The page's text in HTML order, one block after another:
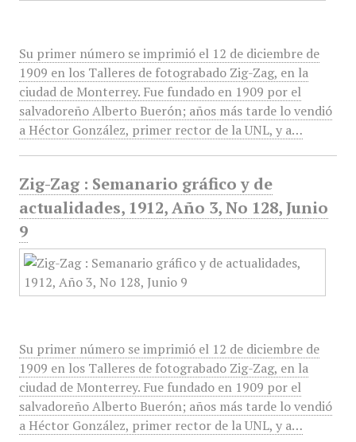
Su primer número se imprimió el 12 de diciembre de
1909 en los Talleres de fotograbado Zig-Zag, en la
ciudad de Monterrey. Fue fundado en 1909 por el
salvadoreño Alberto Buerón; años más tarde lo vendió
a Héctor González, primer rector de la UNL, y a…
Zig-Zag : Semanario gráfico y de
actualidades, 1912, Año 3, No 128, Junio
9
Su primer número se imprimió el 12 de diciembre de
1909 en los Talleres de fotograbado Zig-Zag, en la
ciudad de Monterrey. Fue fundado en 1909 por el
salvadoreño Alberto Buerón; años más tarde lo vendió
a Héctor González, primer rector de la UNL, y a…